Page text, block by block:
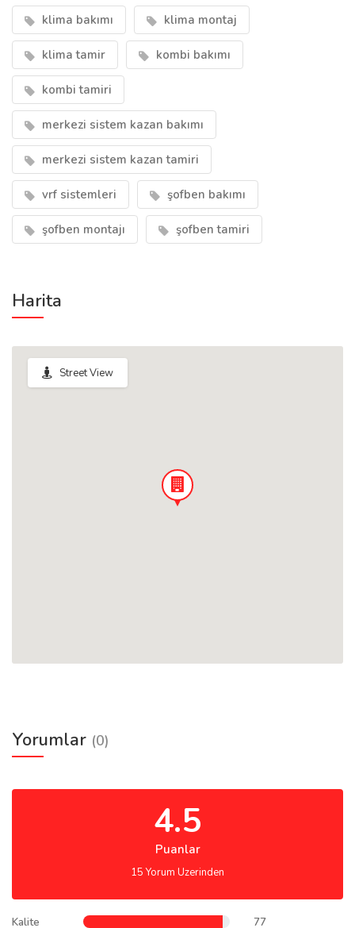
klima bakımı klima montaj
klima tamir kombi bakımı
kombi tamiri
merkezi sistem kazan bakımı
merkezi sistem kazan tamiri
vrf sistemleri şofben bakımı
şofben montajı şofben tamiri
Harita
Street View
Yorumlar (0)
4.5
Puanlar
15 Yorum Uzerinden
Kalite 77